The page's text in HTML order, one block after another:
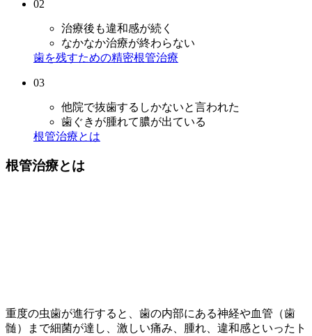
02
治療後も違和感が続く
なかなか治療が終わらない
歯を残すための精密根管治療
03
他院で抜歯するしかないと言われた
歯ぐきが腫れて膿が出ている
根管治療とは
根管治療とは
重度の虫歯が進行すると、歯の内部にある神経や血管（歯
髄）まで細菌が達し、激しい痛み、腫れ、違和感といったト